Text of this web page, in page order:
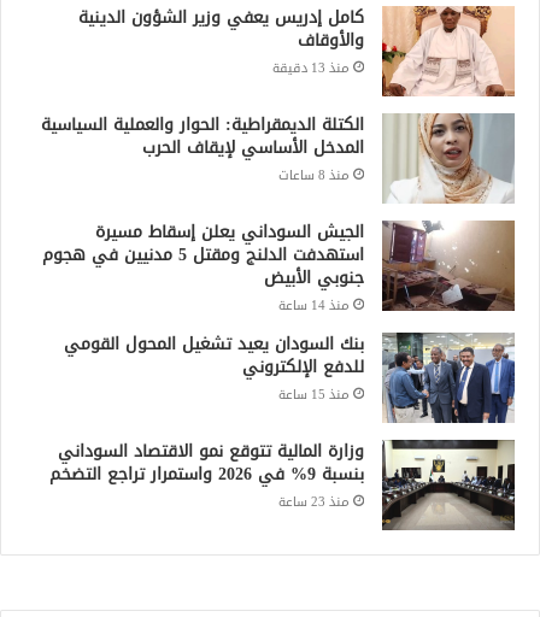
كامل إدريس يعفي وزير الشؤون الدينية
والأوقاف
منذ 13 دقيقة
الكتلة الديمقراطية: الحوار والعملية السياسية
المدخل الأساسي لإيقاف الحرب
منذ 8 ساعات
الجيش السوداني يعلن إسقاط مسيرة
استهدفت الدلنج ومقتل 5 مدنيين في هجوم
جنوبي الأبيض
منذ 14 ساعة
بنك السودان يعيد تشغيل المحول القومي
للدفع الإلكتروني
منذ 15 ساعة
وزارة المالية تتوقع نمو الاقتصاد السوداني
بنسبة 9% في 2026 واستمرار تراجع التضخم
منذ 23 ساعة